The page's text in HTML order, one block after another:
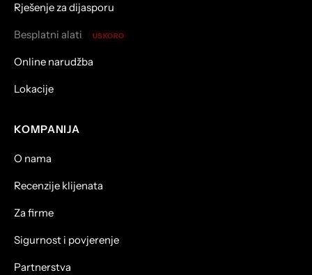
Rješenje za dijasporu
Besplatni alati USKORO
Online narudžba
Lokacije
KOMPANIJA
O nama
Recenzije klijenata
Za firme
Sigurnost i povjerenje
Partnerstva